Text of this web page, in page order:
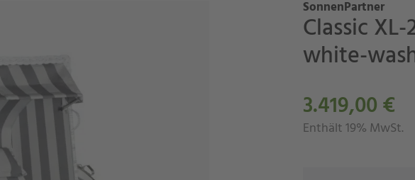
SonnenPartner
Classic
white-
3.419,00 €
Enthält 19% MwSt.